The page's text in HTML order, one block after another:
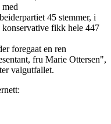
45 stemmer, i
fikk hele 447
foregaat en ren
fru Marie Ottersen",
valgutfallet.